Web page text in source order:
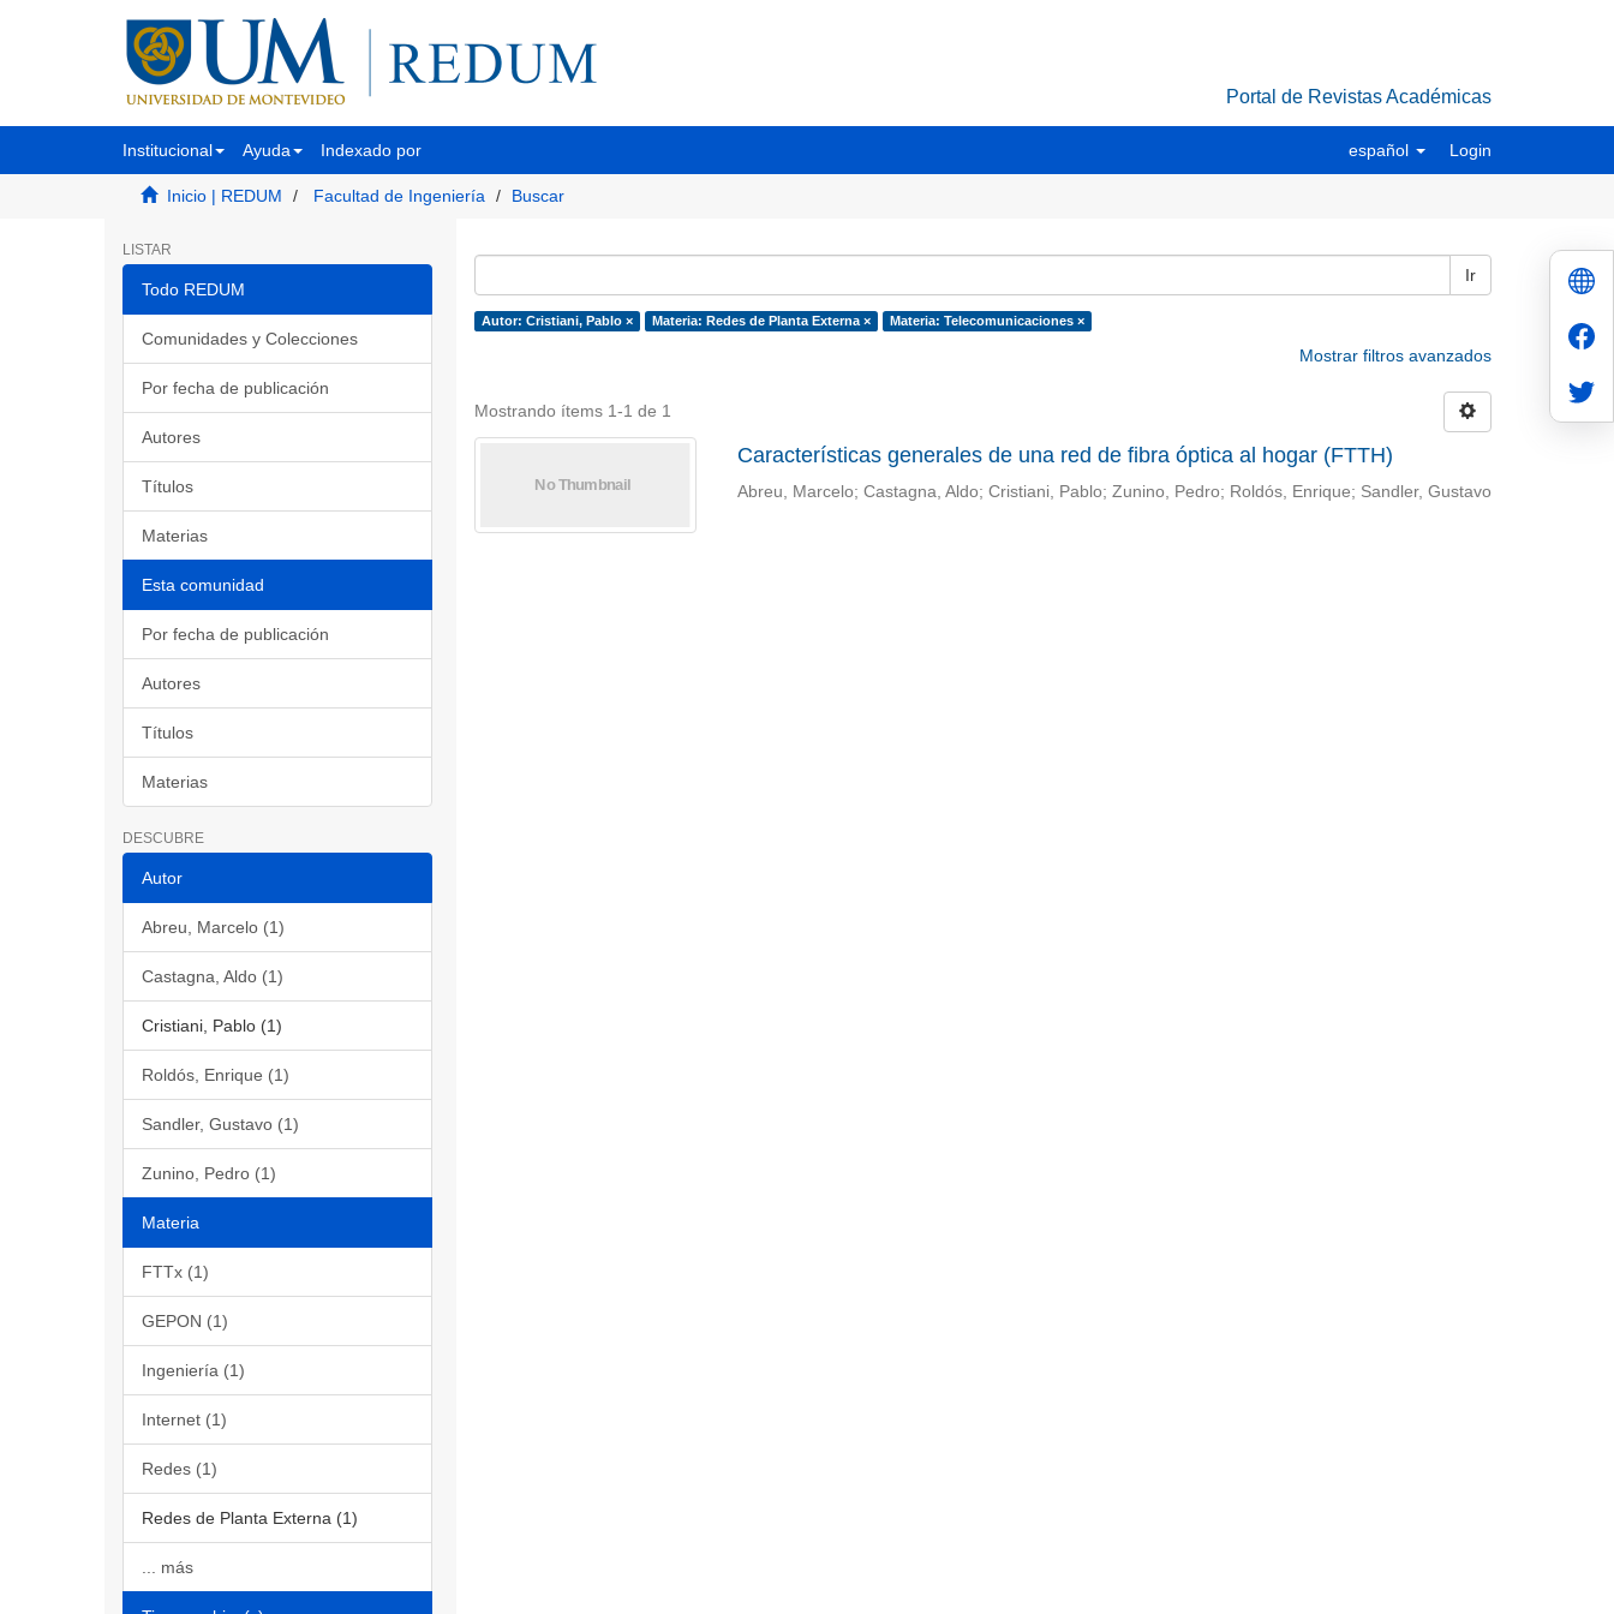
Portal de Revistas Académicas
Institucional Ayuda Indexado por español Login
Inicio | REDUM Facultad de Ingeniería Buscar
LISTAR
Todo REDUM
Comunidades y Colecciones
Por fecha de publicación
Autores
Títulos
Materias
Esta comunidad
Por fecha de publicación
Autores
Títulos
Materias
DESCUBRE
Autor
Abreu, Marcelo (1)
Castagna, Aldo (1)
Cristiani, Pablo (1)
Roldós, Enrique (1)
Sandler, Gustavo (1)
Zunino, Pedro (1)
Materia
FTTx (1)
GEPON (1)
Ingeniería (1)
Internet (1)
Redes (1)
Redes de Planta Externa (1)
... más
Ir
Autor: Cristiani, Pablo × Materia: Redes de Planta Externa × Materia: Telecomunicaciones ×
Mostrar filtros avanzados
Mostrando ítems 1-1 de 1
Características generales de una red de fibra óptica al hogar (FTTH)
Abreu, Marcelo; Castagna, Aldo; Cristiani, Pablo; Zunino, Pedro; Roldós, Enrique; Sandler, Gustavo